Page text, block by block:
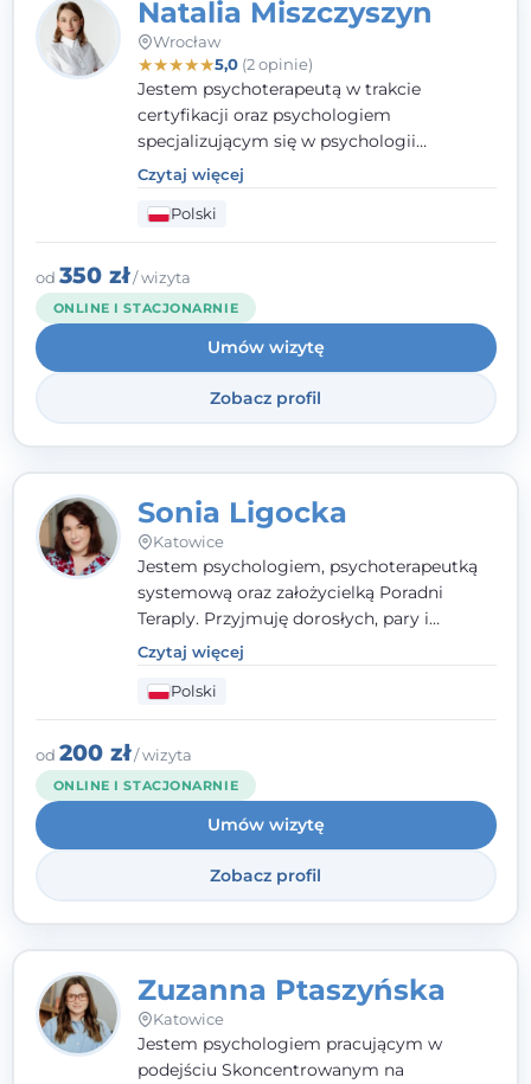
Natalia Miszczyszyn
Wrocław
★★★★★5,0(2 opinie)
Jestem psychoterapeutą w trakcie
certyfikacji oraz psychologiem
specjalizującym się w psychologii
klinicznej. Ukończyłam również studia
podyplomowe z Praktycznej Diagnozy
Psychologicznej. Aktywnie uczestniczę w
działalności Polskiego Towarzystwa
Psychiatrycznego oraz Polskiego
Towarzystwa Psychologicznego, a także
jestem członkiem nadzwyczajnym
Wielkopolskiego Towarzystwa Terapii
Systemowej.
Czytaj więcej
Polski
od 350 zł/ wizyta
ONLINE I STACJONARNIE
Umów wizytę
Zobacz profil
Sonia Ligocka
Katowice
Jestem psychologiem, psychoterapeutką
systemową oraz założycielką Poradni
Teraply. Przyjmuję dorosłych, pary i
rodziny, dobierając metody do
indywidualnych zasobów pacjenta. Wierzę
w drzemiące w Tobie zasoby, które
pozwolą Ci wyjść z kryzysu - a jeśli jeszcze
ich nie widzisz, pomogę Ci je odsłonić.
Czytaj więcej
Polski
od 200 zł/ wizyta
ONLINE I STACJONARNIE
Umów wizytę
Zobacz profil
Zuzanna Ptaszyńska
Katowice
Jestem psychologiem pracującym w
podejściu Skoncentrowanym na